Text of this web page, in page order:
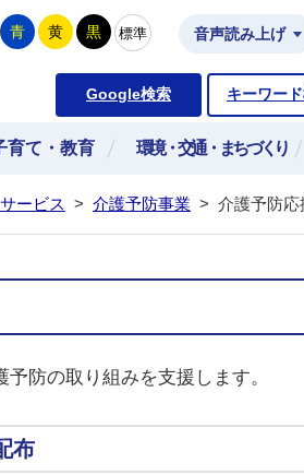
ージ
青 黄 黒 標準 音声読み上げ
Google検索 キーワー
育て・教育 環境・交通・まちづくり
ービス > 介護予防事業 > 介護予防応
防の取り組みを支援します。
布